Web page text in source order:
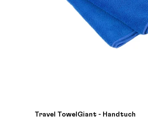
Travel TowelGiant - Handtuch